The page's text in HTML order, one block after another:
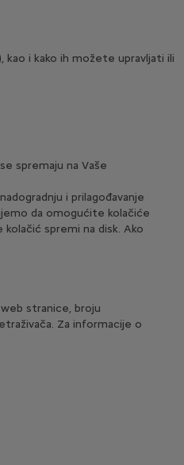
i kako ih možete upravljati ili
spremaju na Vaše
i prilagođavanje
da omogućite kolačiće
spremi na disk. Ako
stranice, broju
Za informacije o